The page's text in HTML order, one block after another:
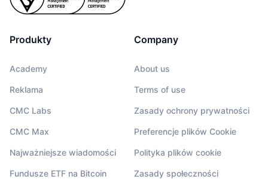
Produkty
Academy
Reklama
CMC Labs
CMC Max
Najważniejsze wiadomości
Fundusze ETF na Bitcoin
Company
About us
Terms of use
Zasady ochrony prywatności
Preferencje plików Cookie
Polityka plików cookie
Zasady społeczności